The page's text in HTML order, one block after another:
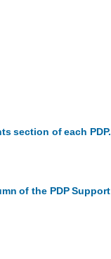
section of each PDP.
of the PDP Support